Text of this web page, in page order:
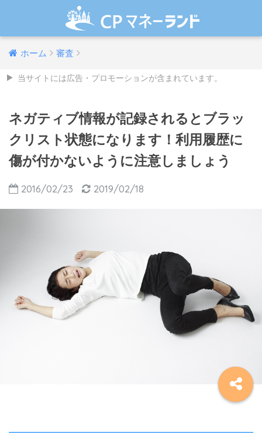
ホーム 審査
当サイトには広告・プロモーションが含まれています。
ネガティブ情報が記録されるとブラッ
クリスト状態になります！利用履歴に
傷が付かないように注意しましょう
2016/02/23 2019/02/18